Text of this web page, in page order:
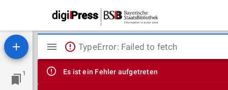
1
Mirador
Viewer
TypeError: Failed to fetch
Es ist ein Fehler aufgetreten